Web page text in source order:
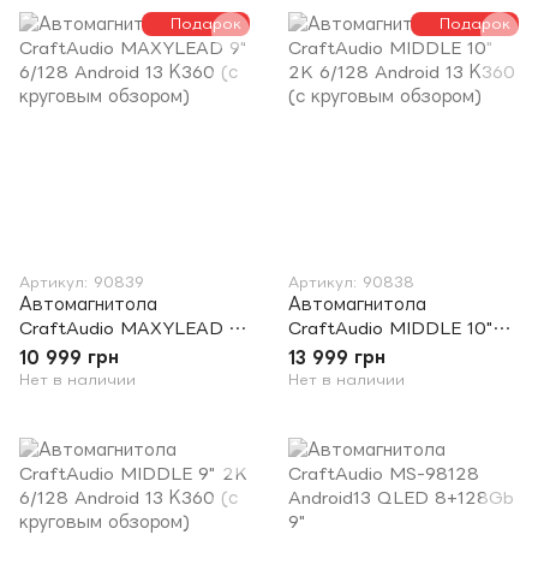
Подарок
Артикул: 90839
Автомагнитола
CraftAudio MAXYLEAD 9"
6/128 Android 13 К360 (с
круговым обзором)
10 999 грн
Нет в наличии
Подарок
Артикул: 90838
Автомагнитола
CraftAudio MIDDLE 10"
2K 6/128 Android 13 К360
(с круговым обзором)
13 999 грн
Нет в наличии